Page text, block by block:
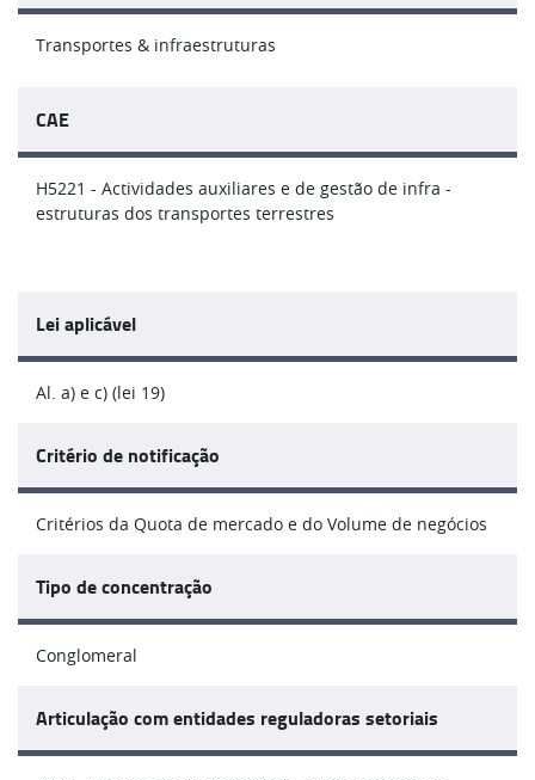
Transportes & infraestruturas
CAE
H5221 - Actividades auxiliares e de gestão de infra -
estruturas dos transportes terrestres
Lei aplicável
Al. a) e c) (lei 19)
Critério de notificação
Critérios da Quota de mercado e do Volume de negócios
Tipo de concentração
Conglomeral
Articulação com entidades reguladoras setoriais